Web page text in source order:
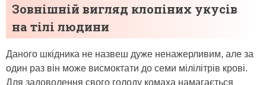
Зовнішній вигляд клопіних укусів
на тілі людини
Даного шкідника не назвеш дуже ненажерливим, але за
один раз він може висмоктати до семи мілілітрів крові.
Для задоволення свого голоду комаха намагається